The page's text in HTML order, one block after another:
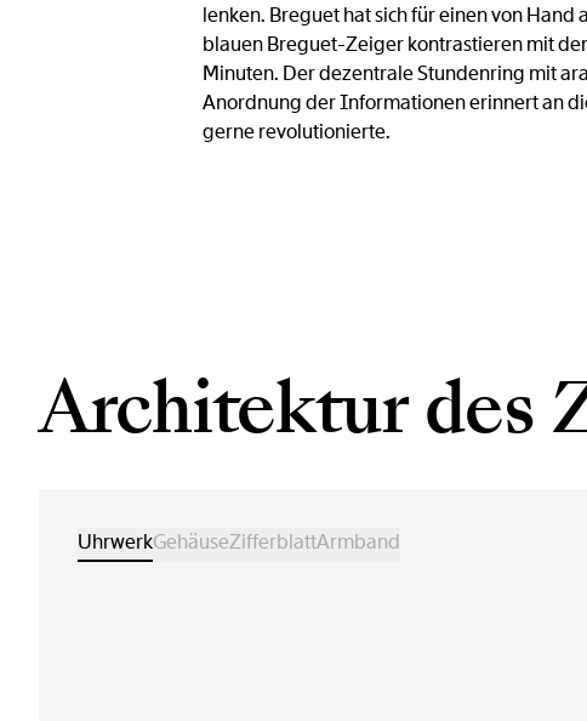
lenken. Breguet hat sich für einen von
blauen Breguet-Zeiger kontrastieren mit
Minuten. Der dezentrale Stundenring mit
Anordnung der Informationen erinnert an
gerne revolutionierte.
Architektur des
UhrwerkGehäuseZifferblattArmband